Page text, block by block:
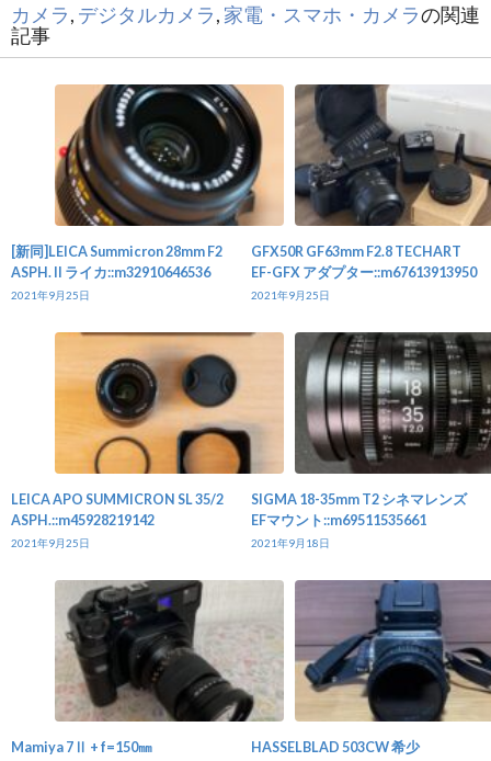
カメラ, デジタルカメラ, 家電・スマホ・カメラの関連
記事
[新同]LEICA Summicron 28mm F2
ASPH. II ライカ::m32910646536
2021年9月25日
GFX50R GF63mm F2.8 TECHART
EF-GFX アダプター::m67613913950
2021年9月25日
LEICA APO SUMMICRON SL 35/2
ASPH.::m45928219142
2021年9月25日
SIGMA 18-35mm T2 シネマレンズ
EFマウント::m69511535661
2021年9月18日
Mamiya 7Ⅱ + f=150㎜
HASSELBLAD 503CW 希少